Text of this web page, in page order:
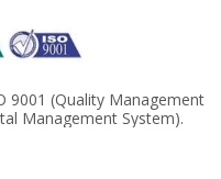
9001 (Quality Management
Management System).